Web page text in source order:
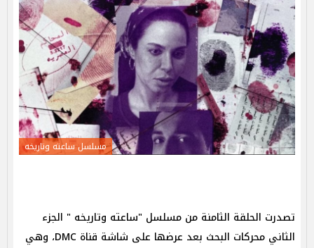
مسلسل ساعته وتاريخه
تصدرت الحلقة الثامنة من مسلسل "ساعته وتاريخه " الجزء
الثاني محركات البحث بعد عرضها على شاشة قناة DMC، وهي